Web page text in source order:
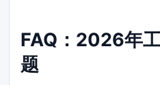
FAQ：2026年
题